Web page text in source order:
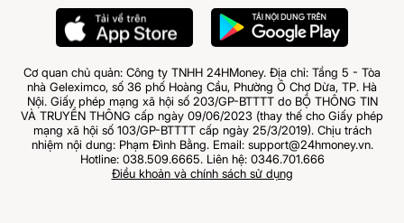
Cơ quan chủ quản: Công ty TNHH 24HMoney. Địa chỉ: Tầng 5 - Tòa
nhà Geleximco, số 36 phố Hoàng Cầu, Phường Ô Chợ Dừa, TP. Hà
Nội. Giấy phép mạng xã hội số 203/GP-BTTTT do BỘ THÔNG TIN
VÀ TRUYỀN THÔNG cấp ngày 09/06/2023 (thay thế cho Giấy phép
mạng xã hội số 103/GP-BTTTT cấp ngày 25/3/2019). Chịu trách
nhiệm nội dung: Phạm Đình Bằng. Email: support@24hmoney.vn.
Hotline: 038.509.6665. Liên hệ: 0346.701.666
Điều khoản và chính sách sử dụng